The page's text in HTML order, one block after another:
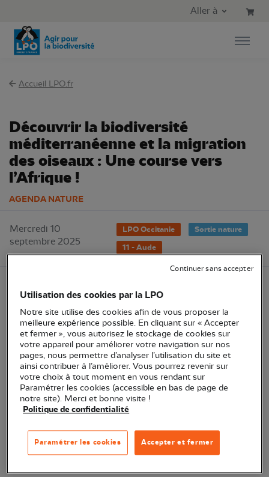
Aller au menu principal
Aller à
Accueil LPO.fr
Découvrir la biodiversité
méditerranéenne et la migration
des oiseaux : Une course vers
l’Afrique !
AGENDA NATURE
Mercredi 10
septembre 2025
LPO Occitanie
Sortie nature
11 - Aude
Animation pour comprendre et voir la migration des
oiseaux sur un site privilégié du Roc de Conilhac,
suivi d’une courte balade nature à l’étang voisin s’il
nous reste du temps !
Utilisation des cookies par la LPO
Notre site utilise des cookies afin de vous proposer la
meilleure expérience possible. En cliquant sur « Accepter
et fermer », vous autorisez le stockage de cookies sur
votre appareil pour améliorer votre navigation sur nos
pages, nous permettre d’analyser l’utilisation du site et
ainsi contribuer à l’améliorer. Vous pourrez revenir sur
votre choix à tout moment en vous rendant sur
Paramétrer les cookies (accessible en bas de page de
notre site). Merci et bonne visite !
Politique de confidentialité
Accepter et fermer
Paramétrer les cookies
Continuer sans accepter